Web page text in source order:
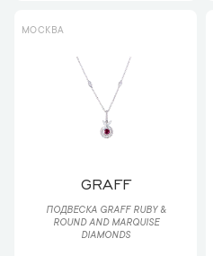
МОСКВА
GRAFF
ПОДВЕСКА GRAFF RUBY &
ROUND AND MARQUISE
DIAMONDS